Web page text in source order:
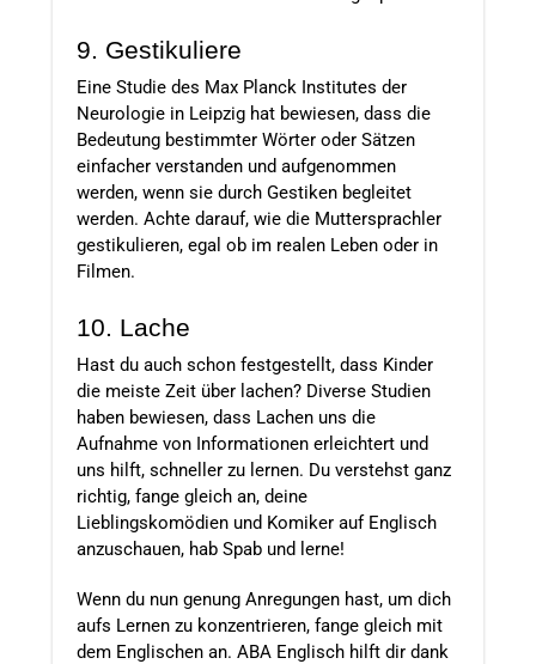
9. Gestikuliere
Eine Studie des Max Planck Institutes der
Neurologie in Leipzig hat bewiesen, dass die
Bedeutung bestimmter Wörter oder Sätzen
einfacher verstanden und aufgenommen
werden, wenn sie durch Gestiken begleitet
werden. Achte darauf, wie die Muttersprachler
gestikulieren, egal ob im realen Leben oder in
Filmen.
10. Lache
Hast du auch schon festgestellt, dass Kinder
die meiste Zeit über lachen? Diverse Studien
haben bewiesen, dass Lachen uns die
Aufnahme von Informationen erleichtert und
uns hilft, schneller zu lernen. Du verstehst ganz
richtig, fange gleich an, deine
Lieblingskomödien und Komiker auf Englisch
anzuschauen, hab Spab und lerne!
Wenn du nun genung Anregungen hast, um dich
aufs Lernen zu konzentrieren, fange gleich mit
dem Englischen an. ABA Englisch hilft dir dank